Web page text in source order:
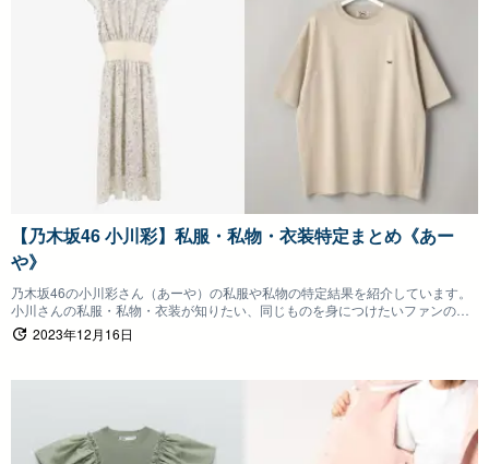
【乃木坂46 小川彩】私服・私物・衣装特定まとめ《あー
や》
乃木坂46の小川彩さん（あーや）の私服や私物の特定結果を紹介しています。
小川さんの私服・私物・衣装が知りたい、同じものを身につけたいファンの方
は参考にしていただけると嬉しいです。
2023年12月16日